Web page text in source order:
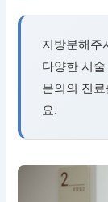
지방분해주
다양한 시
문의의 진
요.